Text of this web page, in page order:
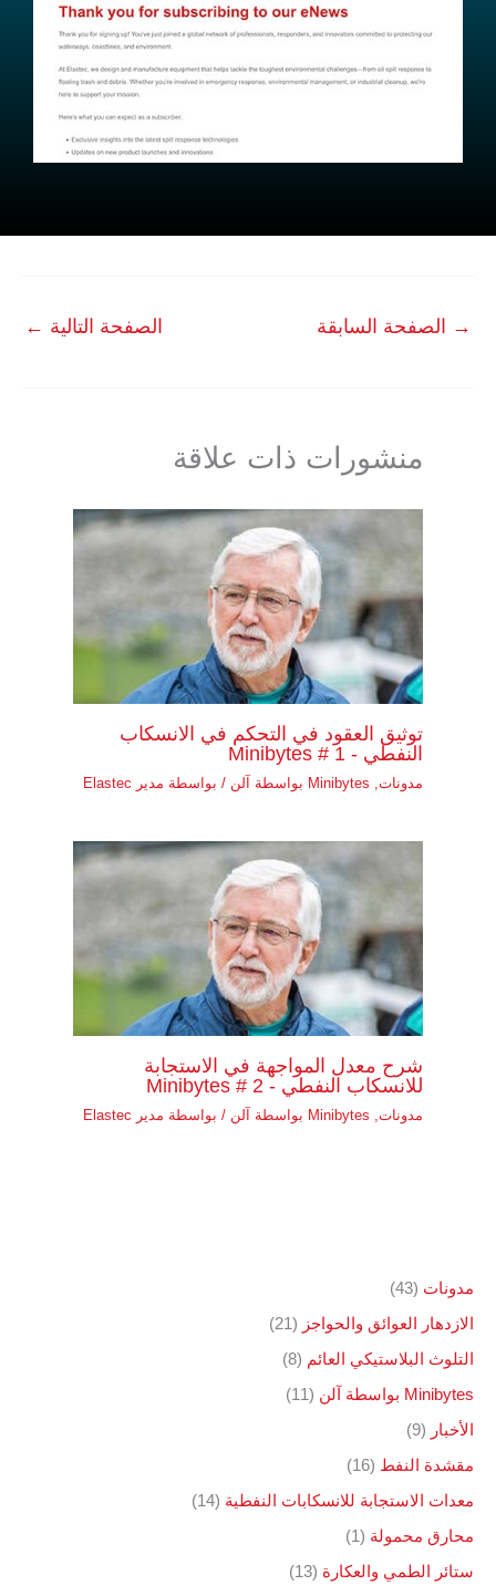
→ الصفحة السابقة الصفحة التالية ←
منشورات ذات علاقة
توثيق العقود في التحكم في الانسكاب
النفطي - Minibytes # 1
مدونات, Minibytes بواسطة آلن / بواسطة مدير Elastec
شرح معدل المواجهة في الاستجابة
للانسكاب النفطي - Minibytes # 2
مدونات, Minibytes بواسطة آلن / بواسطة مدير Elastec
مدونات (43)
الازدهار العوائق والحواجز (21)
التلوث البلاستيكي العائم (8)
Minibytes بواسطة آلن
(11)
الأخبار (9)
مقشدة النفط (16)
معدات الاستجابة للانسكابات النفطية (14)
محارق محمولة (1)
ستائر الطمي والعكارة (13)